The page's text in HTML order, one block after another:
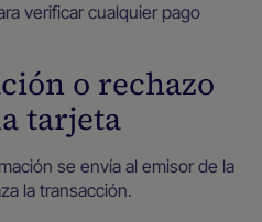
verificar cualquier pago
o rechazo
tarjeta
se envía al emisor de la
la transacción.